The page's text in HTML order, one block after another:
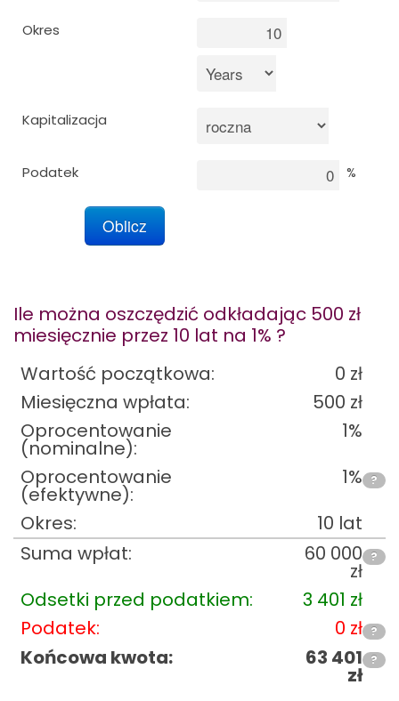
Zainstaluj w telefonie
Okres
Kapitalizacja
Podatek %
Ile można oszczędzić odkładając 500 zł
miesięcznie przez 10 lat na 1% ?
Wartość początkowa:
0 zł
Miesięczna wpłata:
500 zł
Oprocentowanie
(nominalne):
1%
Oprocentowanie
(efektywne):
1% ?
Okres:
10 lat
Suma wpłat:
60 000
zł
?
Odsetki przed podatkiem: 3 401 zł
Podatek:
0 zł ?
Końcowa kwota: 63 401
zł
?